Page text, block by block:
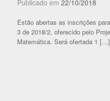
Publicado em 22/10/2018
Estão abertas as inscrições
3 de 2018/2, oferecido pelo
Matemática. Será ofertada 1 […]